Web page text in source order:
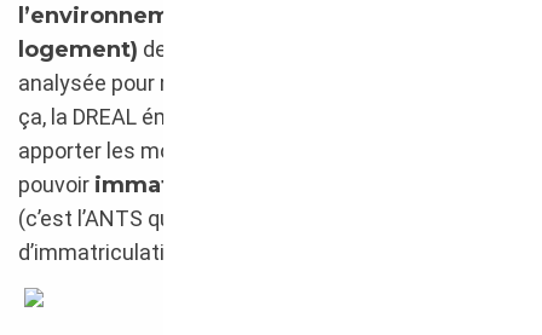
l’environnement, de l’aménagement et du
logement) de votre région afin que la voiture soit
analysée pour mesurer sa non-conformité. Suite à
ça, la DREAL émet un avis et le propriétaire doit
apporter les modifications demandées s’il souhaite
pouvoir immatriculer son véhicule
(c’est l’ANTS qui gère les demandes de certificat
d’immatriculation).